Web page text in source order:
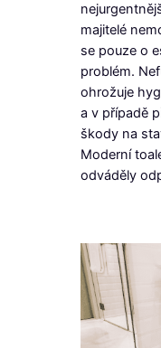
majitelé
se pouze o
problém.
ohrožuje
a v případě
škody na
Moderní
odváděly